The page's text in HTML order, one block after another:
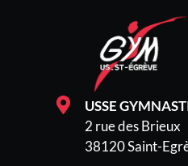
USSE
2 rue des Brieux
38120 Saint-